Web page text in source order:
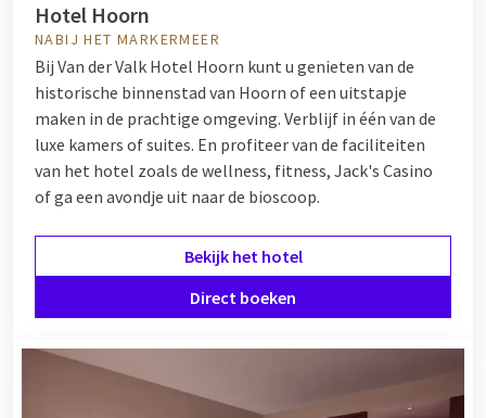
Hotel Hoorn
NABIJ HET MARKERMEER
Bij Van der Valk Hotel Hoorn kunt u genieten van de
historische binnenstad van Hoorn of een uitstapje
maken in de prachtige omgeving. Verblijf in één van de
luxe kamers of suites. En profiteer van de faciliteiten
van het hotel zoals de wellness, fitness, Jack's Casino
of ga een avondje uit naar de bioscoop.
Bekijk het hotel
Direct boeken